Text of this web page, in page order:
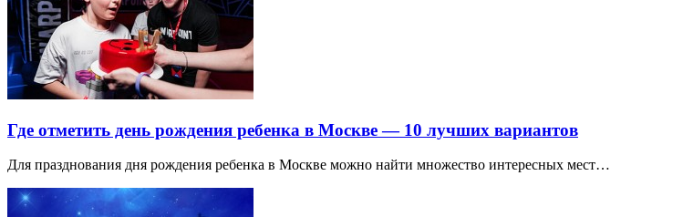
Где отметить день рождения ребенка в Москве — 10 лучших вариантов
Для празднования дня рождения ребенка в Москве можно найти множество интересных мест…